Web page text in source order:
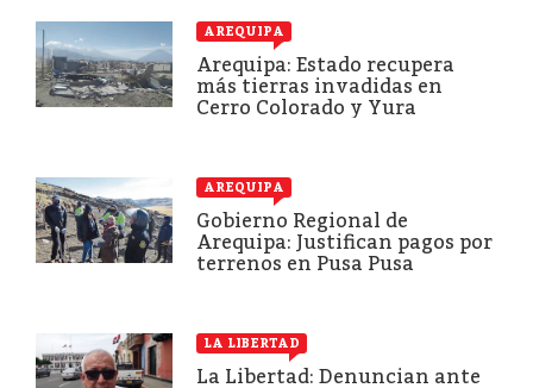
AREQUIPA
Arequipa: Estado recupera
más tierras invadidas en
Cerro Colorado y Yura
AREQUIPA
Gobierno Regional de
Arequipa: Justifican pagos por
terrenos en Pusa Pusa
LA LIBERTAD
La Libertad: Denuncian ante